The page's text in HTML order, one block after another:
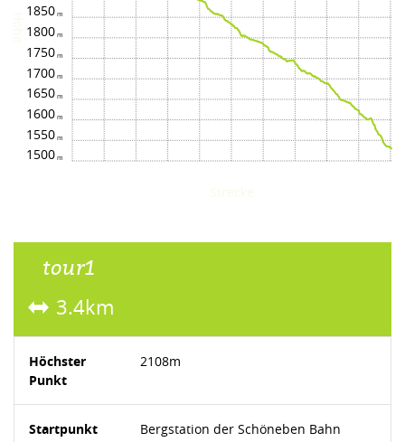
1500
1550
1600
1650
1700
1750
1800
1850
tour1
3.4km
Höchster
Punkt
2108m
Startpunkt Bergstation der Schöneben Bahn